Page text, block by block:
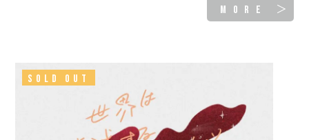
MORE ＞
SOLD OUT